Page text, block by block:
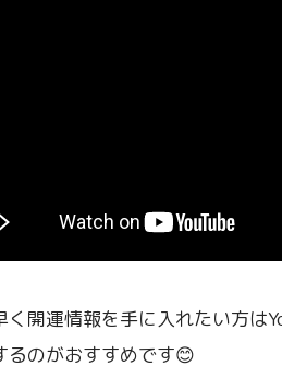
開運情報を手に入れたい方は
るのがおすすめです😊